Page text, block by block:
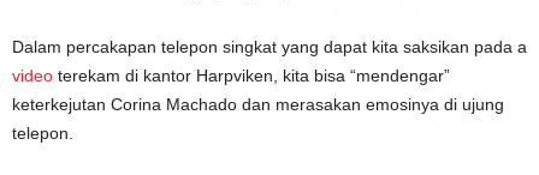
Dalam percakapan telepon singkat yang dapat kita saksikan pada a
video terekam di kantor Harpviken, kita bisa “mendengar”
keterkejutan Corina Machado dan merasakan emosinya di ujung
telepon.